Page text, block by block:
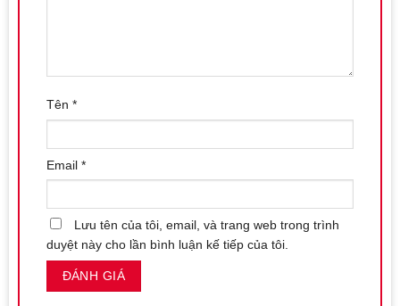
toàn cho lần sử dụng tiếp theo.
vời cho những ai muốn khám phá những khoái cảm mới lạ và
độc đáo. Với khả năng điều chỉnh chế độ rung và thiết kế tiện
thích và đầy khoái cảm.
Tên *
Email *
Lưu tên của tôi, email, và trang web trong trình
duyệt này cho lần bình luận kế tiếp của tôi.